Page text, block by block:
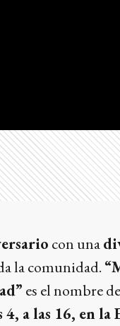
con una
la comunidad.
es el nombre
a las 16, en la